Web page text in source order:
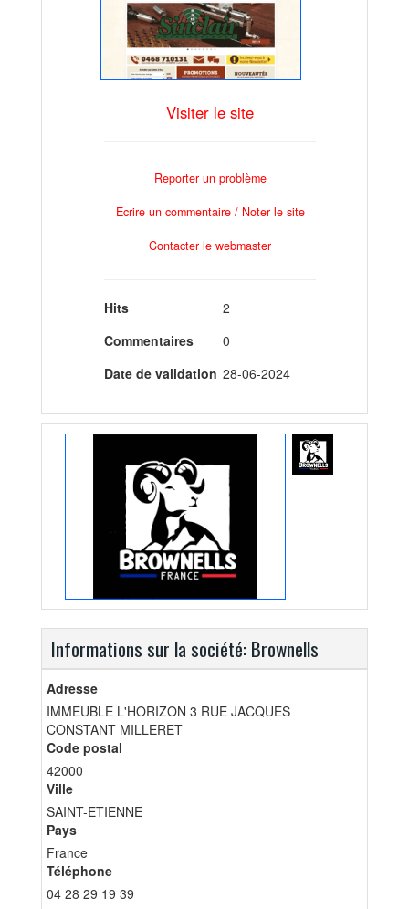
Visiter le site
Reporter un problème
Ecrire un commentaire / Noter le site
Contacter le webmaster
Hits
2
Commentaires
0
Date de validation 28-06-2024
Informations sur la société: Brownells
Adresse
IMMEUBLE L'HORIZON 3 RUE JACQUES
CONSTANT MILLERET
Code postal
42000
Ville
SAINT-ETIENNE
Pays
France
Téléphone
04 28 29 19 39